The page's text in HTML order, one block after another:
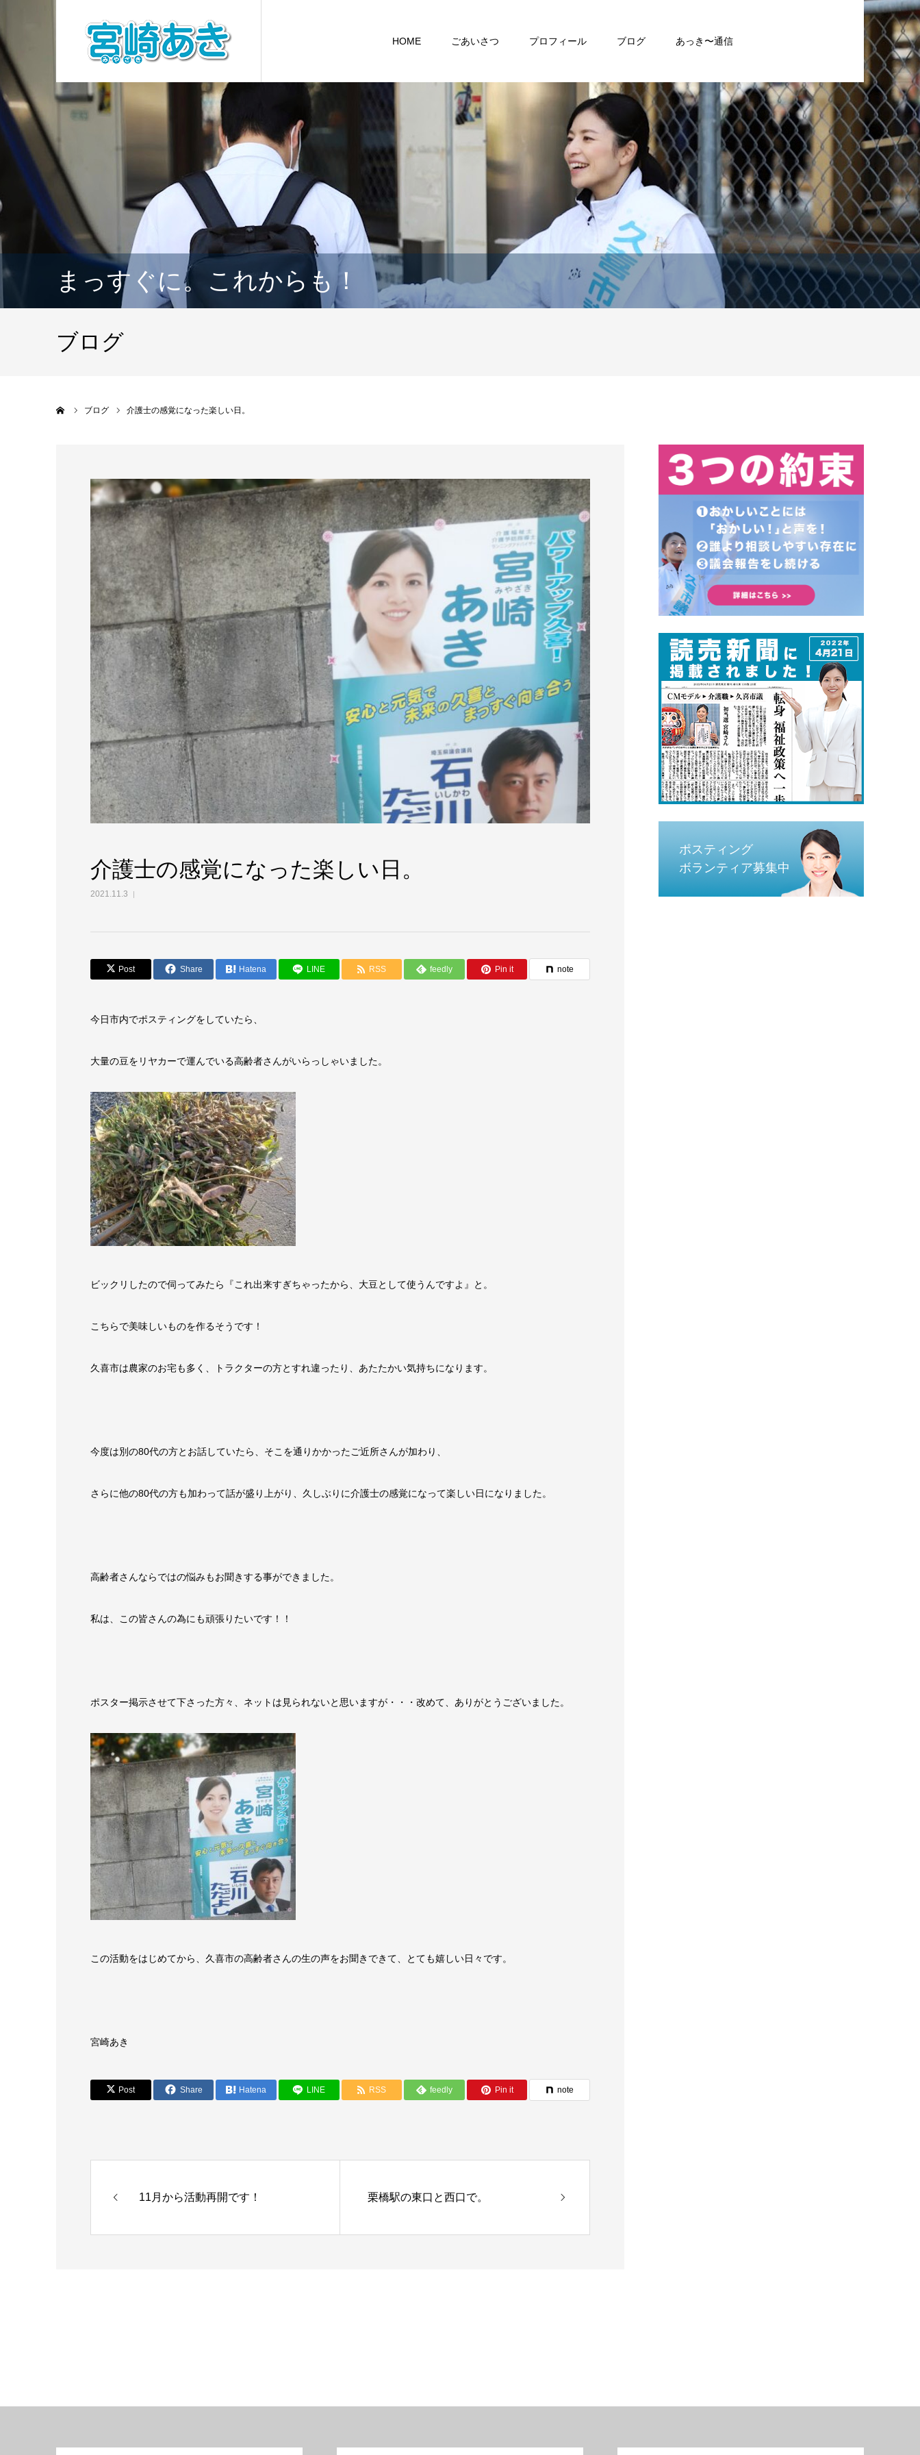
HOME ごあいさつ プロフィール ブログ あっき〜通信
まっすぐに。これからも！
ブログ
ブログ 介護士の感覚になった楽しい日。
介護士の感覚になった楽しい日。
2021.11.3
Post Share Hatena LINE RSS feedly Pin it note
今日市内でポスティングをしていたら、
大量の豆をリヤカーで運んでいる高齢者さんがいらっしゃいました。
ビックリしたので伺ってみたら『これ出来すぎちゃったから、大豆として使うんですよ』と。
こちらで美味しいものを作るそうです！
久喜市は農家のお宅も多く、トラクターの方とすれ違ったり、あたたかい気持ちになります。
今度は別の80代の方とお話していたら、そこを通りかかったご近所さんが加わり、
さらに他の80代の方も加わって話が盛り上がり、久しぶりに介護士の感覚になって楽しい日になりました。
高齢者さんならではの悩みもお聞きする事ができました。
私は、この皆さんの為にも頑張りたいです！！
ポスター掲示させて下さった方々、ネットは見られないと思いますが・・・改めて、ありがとうございました。
この活動をはじめてから、久喜市の高齢者さんの生の声をお聞きできて、とても嬉しい日々です。
宮崎あき
Post Share Hatena LINE RSS feedly Pin it note
11月から活動再開です！ 栗橋駅の東口と西口で。
ポスティング
ボランティア募集中